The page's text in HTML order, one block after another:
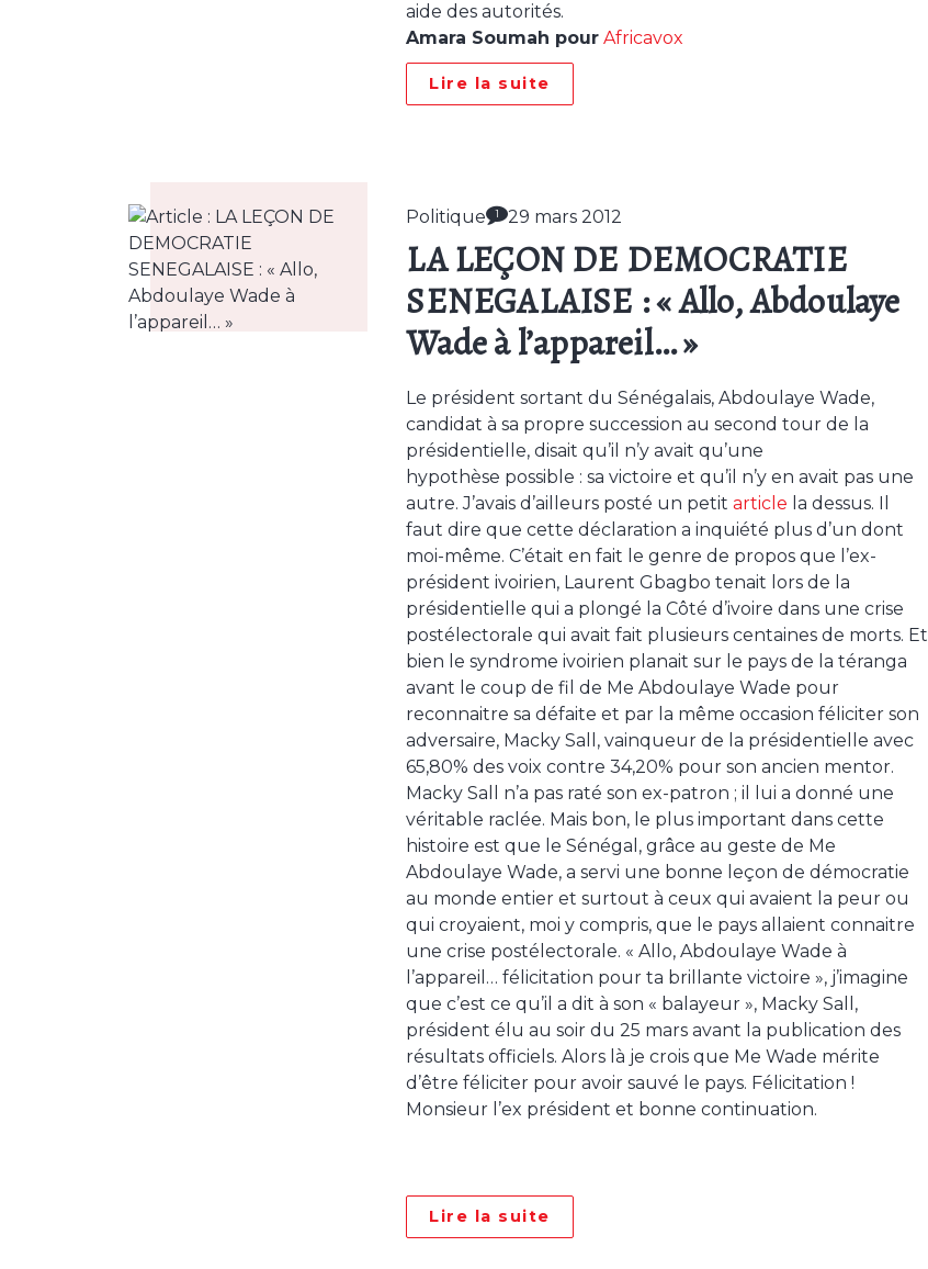
aide des autorités.
Amara Soumah pour Africavox
Lire la suite
Politique 1 29 mars 2012
LA LEÇON DE DEMOCRATIE
SENEGALAISE : « Allo, Abdoulaye
Wade à l’appareil… »
Le président sortant du Sénégalais, Abdoulaye Wade,
candidat à sa propre succession au second tour de la
présidentielle, disait qu’il n’y avait qu’une
hypothèse possible : sa victoire et qu’il n’y en avait pas une
autre. J’avais d’ailleurs posté un petitarticle la dessus. Il
faut dire que cette déclaration a inquiété plus d’un dont
moi-même. C’était en fait le genre de propos que l’ex-
président ivoirien, Laurent Gbagbo tenait lors de la
présidentielle qui a plongé la Côté d’ivoire dans une crise
postélectorale qui avait fait plusieurs centaines de morts. Et
bien le syndrome ivoirien planait sur le pays de la téranga
avant le coup de fil de Me Abdoulaye Wade pour
reconnaitre sa défaite et par la même occasion féliciter son
adversaire, Macky Sall, vainqueur de la présidentielle avec
65,80% des voix contre 34,20% pour son ancien mentor.
Macky Sall n’a pas raté son ex-patron ; il lui a donné une
véritable raclée. Mais bon, le plus important dans cette
histoire est que le Sénégal, grâce au geste de Me
Abdoulaye Wade, a servi une bonne leçon de démocratie
au monde entier et surtout à ceux qui avaient la peur ou
qui croyaient, moi y compris, que le pays allaient connaitre
une crise postélectorale. « Allo, Abdoulaye Wade à
l’appareil… félicitation pour ta brillante victoire », j’imagine
que c’est ce qu’il a dit à son « balayeur », Macky Sall,
président élu au soir du 25 mars avant la publication des
résultats officiels. Alors là je crois que Me Wade mérite
d’être féliciter pour avoir sauvé le pays. Félicitation !
Monsieur l’ex président et bonne continuation.
Lire la suite